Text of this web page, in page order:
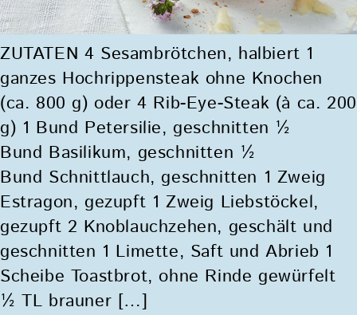
ZUTATEN 4 Sesambrötchen, halbiert 1
ganzes Hochrippensteak ohne Knochen
(ca. 800 g) oder 4 Rib-Eye-Steak (à ca. 200
g) 1 Bund Petersilie, geschnitten ½
Bund Basilikum, geschnitten ½
Bund Schnittlauch, geschnitten 1 Zweig
Estragon, gezupft 1 Zweig Liebstöckel,
gezupft 2 Knoblauchzehen, geschält und
geschnitten 1 Limette, Saft und Abrieb 1
Scheibe Toastbrot, ohne Rinde gewürfelt
½ TL brauner […]